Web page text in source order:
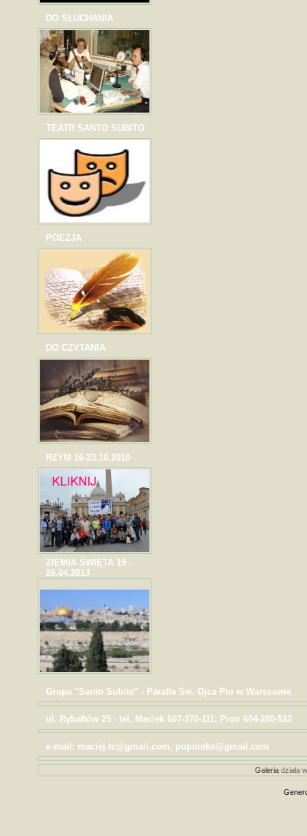
DO SŁUCHANIA
TEATR SANTO SUBITO
POEZJA
DO CZYTANIA
RZYM 16-23.10.2010
ZIEMIA ŚWIĘTA 19 -
26.04.2013
Grupa "Santo Subito" - Parafia Św. Ojca Pio w Warszawie
ul. Rybałtów 25 - tel. Maciek 607-370-111, Piotr 604-280-522
e-mail: maciej.tc@gmail.com, popoinke@gmail.com
Galeriadziała